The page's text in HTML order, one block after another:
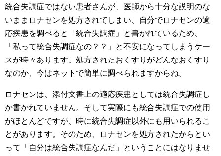
統合失調症ではない患者さんが、医師から十分な説明のな
いままロナセンを処方されてしまい、自分でロナセンの適
応疾患を調べると「統合失調症」と書かれているため、
「私って統合失調症なの？？」と不安になってしまうケー
スが時々あります。処方されたおくすりがどんなおくすり
なのか、今はネットで簡単に調べられますからね。
ロナセンは、添付文書上の適応疾患としては統合失調症し
か書かれていません。そして実際にも統合失調症での使用
がほとんどですが、時に統合失調症以外にも用いられるこ
とがあります。そのため、ロナセンを処方されたからとい
って「自分は統合失調症なんだ」ということにはなりませ